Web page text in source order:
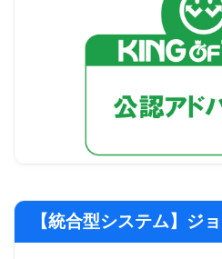
【統合型システム】ジ